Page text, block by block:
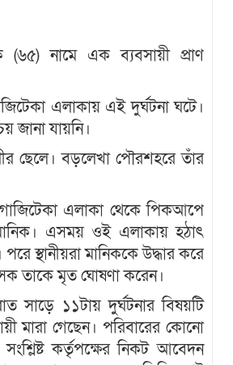
নামে এক ব্যবসায়ী প্রাণ
এলাকায় এই দুর্ঘটনা ঘটে।
যায়নি।
ছেলে। বড়লেখা পৌরশহরে তাঁর
গাজিটেকা এলাকা থেকে পিকআপে
এসময় ওই এলাকায় হঠাৎ
স্থানীয়রা মানিককে উদ্ধার করে
তাকে মৃত ঘোষণা করেন।
১১টায় দুর্ঘটনার বিষয়টি
মারা গেছেন। পরিবারের কোনো
কর্তৃপক্ষের নিকট আবেদন